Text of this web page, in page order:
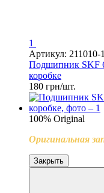
1
Артикул: 211010-1
Подшипник SKF
коробке
180 грн/шт.
100% Original
Оригинальная
Закрыть